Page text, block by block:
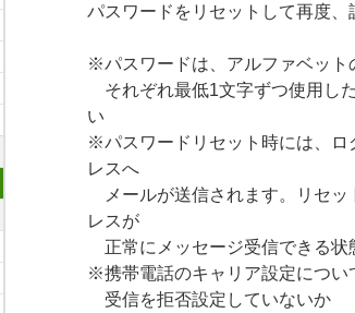
パスワードをリセットして再度、
※パスワードは、アルファベット
それぞれ最低1文字ずつ使用し
い
※パスワードリセット時には、ロ
レスへ
メールが送信されます。リセッ
レスが
正常にメッセージ受信できる状
※携帯電話のキャリア設定につい
受信を拒否設定していないか